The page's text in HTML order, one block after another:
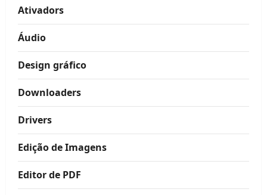
Ativadors
Áudio
Design gráfico
Downloaders
Drivers
Edição de Imagens
Editor de PDF